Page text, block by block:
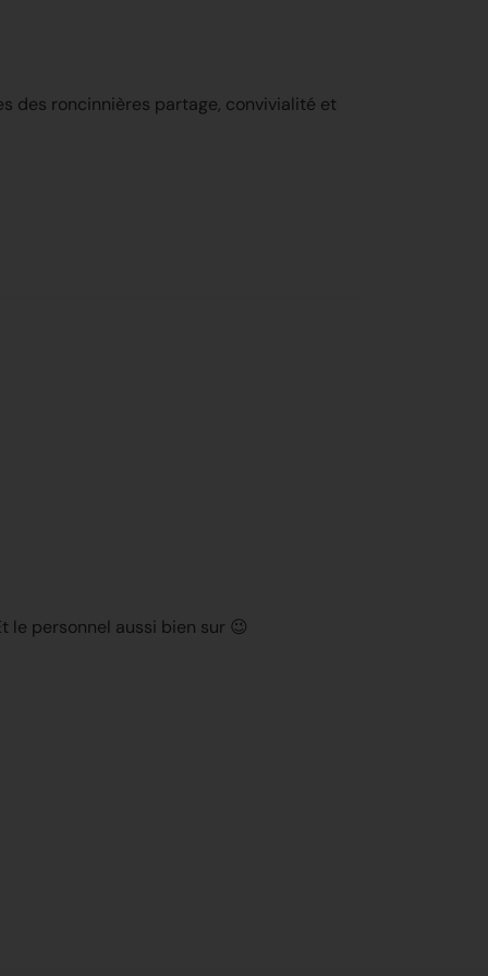
des roncinnières partage, convivialité et
le personnel aussi bien sur 😉